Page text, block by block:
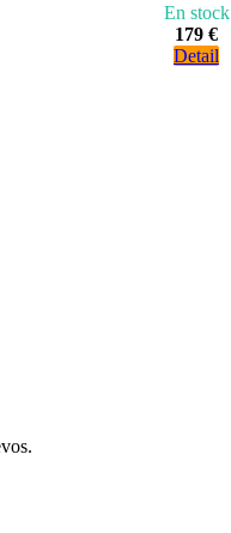
En stock
179 €
Detail